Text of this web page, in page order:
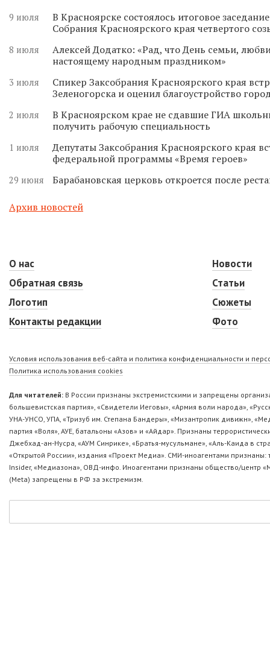
9 июля
В Красноярске состоялось итоговое
Собрания Красноярского края четвертого
8 июля
Алексей Додатко: «Рад, что День семьи,
настоящему народным праздником»
3 июля
Спикер Заксобрания Красноярского края
Зеленогорска и оценил благоустройство
2 июля
В Красноярском крае не сдавшие ГИА
получить рабочую специальность
1 июля
Депутаты Заксобрания Красноярского края
федеральной программы «Время героев»
29 июня Барабановская церковь откроется после
Архив новостей
О нас
Обратная связь
Логотип
Контакты редакции
Новости
Статьи
Сюжеты
Фото
Условия использования веб-сайта и политика конфиденциальности и
Политика использования cookies
Для читателей: В России признаны экстремистскими и запрещены
большевистская партия», «Свидетели Иеговы», «Армия воли народа»,
УНА-УНСО, УПА, «Тризуб им. Степана Бандеры», «Мизантропик дивижн»,
партия «Воля», АУЕ, батальоны «Азов» и «Айдар». Признаны
Джебхад-ан-Нусра, «АУМ Синрике», «Братья-мусульмане», «Аль-Каида в
«Открытой России», издания «Проект Медиа». СМИ-иноагентами
Insider, «Медиазона», ОВД-инфо. Иноагентами признаны общество/центр
(Metа) запрещены в РФ за экстремизм.